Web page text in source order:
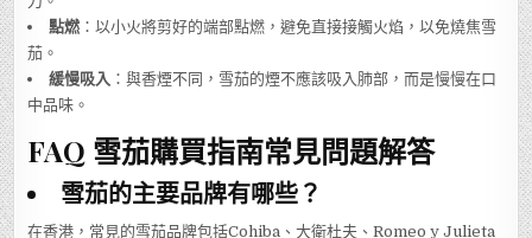
點燃 ：以小火將剪好的端部點燃，避免直接接觸火焰，以免燒焦雪
茄。
緩慢吸入 ：與香煙不同，雪茄的煙不應該吸入肺部，而是慢慢在口
中品味。
FAQ 雪茄購買指南常見問題解答
雪茄的主要品牌有哪些？
在香港，常見的雪茄品牌包括Cohiba、大衛杜夫、Romeo y Julieta